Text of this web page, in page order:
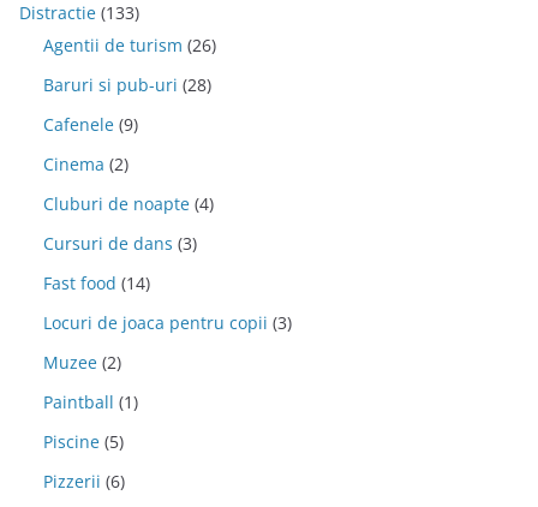
Distractie (133)
Agentii de turism (26)
Baruri si pub-uri (28)
Cafenele (9)
Cinema (2)
Cluburi de noapte (4)
Cursuri de dans (3)
Fast food (14)
Locuri de joaca pentru copii (3)
Muzee (2)
Paintball (1)
Piscine (5)
Pizzerii (6)